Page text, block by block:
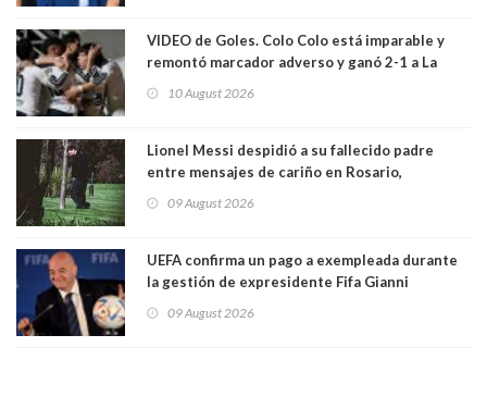
VIDEO de Goles. Colo Colo está imparable y
remontó marcador adverso y ganó 2-1 a La
Palestino también 2-1. VIDEOS
10 August 2026
Lionel Messi despidió a su fallecido padre
entre mensajes de cariño en Rosario,
09 August 2026
UEFA confirma un pago a exempleada durante
la gestión de expresidente Fifa Gianni
relación sentimental
09 August 2026